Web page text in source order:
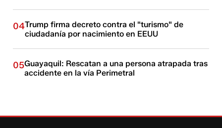
04Trump firma decreto contra el "turismo" de
ciudadanía por nacimiento en EEUU
05Guayaquil: Rescatan a una persona atrapada tras
accidente en la vía Perimetral